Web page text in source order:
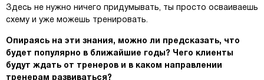
Здесь не нужно ничего придумывать, ты просто осваиваешь
схему и уже можешь тренировать.
Опираясь на эти знания, можно ли предсказать, что
будет популярно в ближайшие годы? Чего клиенты
будут ждать от тренеров и в каком направлении
тренерам развиваться?